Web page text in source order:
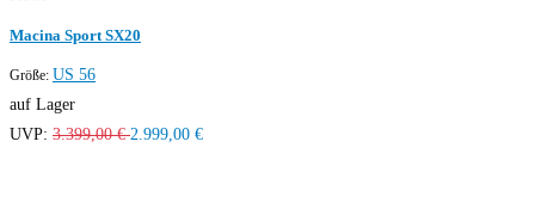
Macina Sport SX20
Größe: US 56
auf Lager
UVP: 3.399,00 € 2.999,00 €